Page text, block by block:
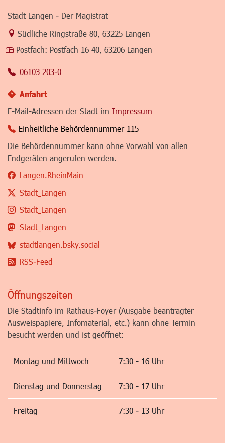
Stadt Langen - Der Magistrat
Link zur Google-Maps Navigation
Südliche Ringstraße 80 63225 Langen
Postfach: Postfach 16 40, 63206 Langen
06103 203-0
Anfahrt
E-Mail-Adressen der Stadt im Impressum
Einheitliche Behördennummer 115
Die Behördennummer kann ohne Vorwahl von allen
Endgeräten angerufen werden.
Langen.RheinMain
Stadt_Langen
Stadt_Langen
Stadt_Langen
stadtlangen.bsky.social
RSS-Feed
Öffnungszeiten
Die Stadtinfo im Rathaus-Foyer (Ausgabe beantragter
Ausweispapiere, Infomaterial, etc.) kann ohne Termin
besucht werden und ist geöffnet:
Montag und Mittwoch 7:30 - 16 Uhr
Dienstag und Donnerstag 7:30 - 17 Uhr
Freitag 7:30 - 13 Uhr